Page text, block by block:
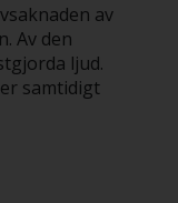
av
Av den
ljud.
samtidigt